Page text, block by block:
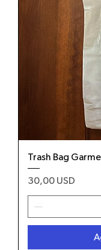
Trash Bag
Prezzo
30,00 USD